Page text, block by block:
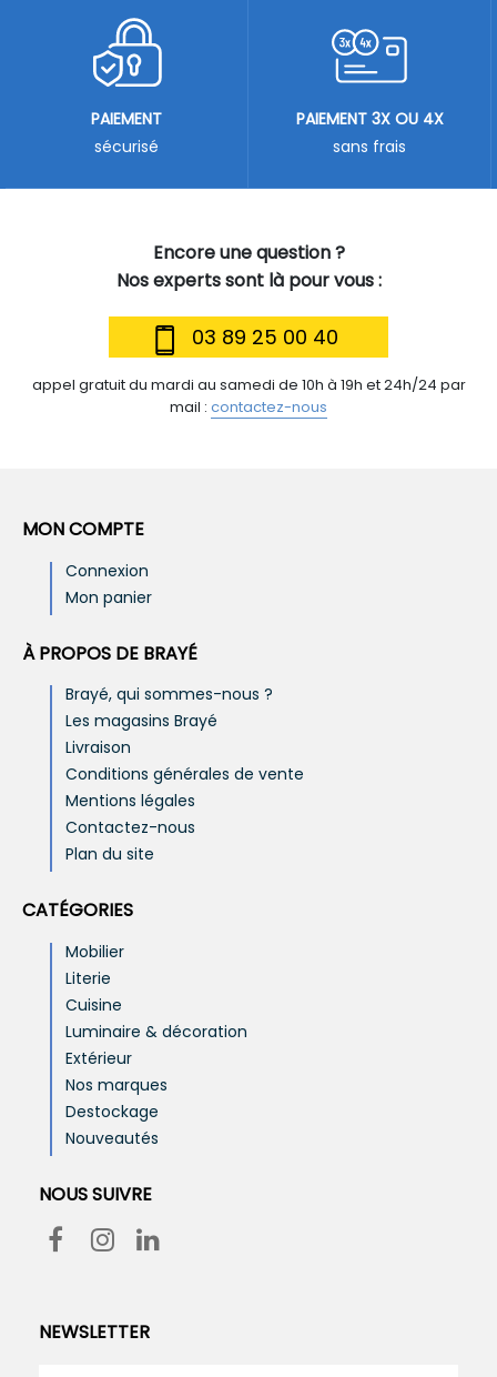
Encore une question ?
Nos experts sont là pour vous :
03 89 25 00 40
appel gratuit du mardi au samedi de 10h à 19h et 24h/24 par
mail : contactez-nous
PAIEMENT
sécurisé
PAIEMENT 3X OU 4X
sans frais
MON COMPTE
Connexion
Mon panier
À PROPOS DE BRAYÉ
Brayé, qui sommes-nous ?
Les magasins Brayé
Livraison
Conditions générales de vente
Mentions légales
Contactez-nous
Plan du site
CATÉGORIES
Mobilier
Literie
Cuisine
Luminaire & décoration
Extérieur
Nos marques
Destockage
Nouveautés
NOUS SUIVRE
NEWSLETTER